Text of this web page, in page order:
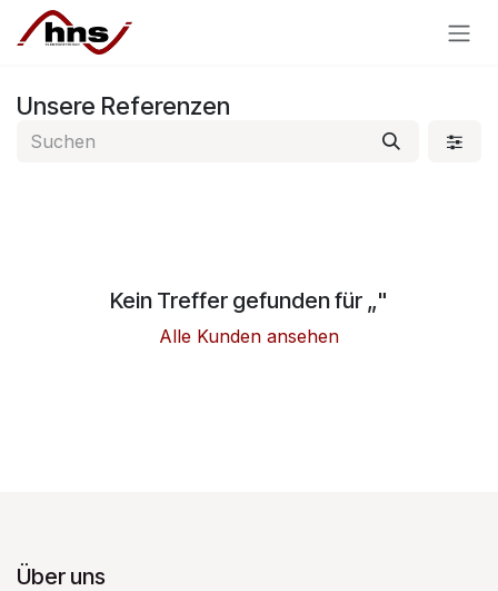
Zum Inhalt springen
Unsere Referenzen
Kein Treffer gefunden für „"
Alle Kunden ansehen
Über uns